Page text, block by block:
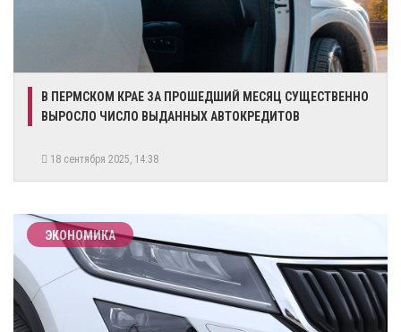
В ПЕРМСКОМ КРАЕ ЗА ПРОШЕДШИЙ МЕСЯЦ СУЩЕСТВЕННО
ВЫРОСЛО ЧИСЛО ВЫДАННЫХ АВТОКРЕДИТОВ
18 сентября 2025, 14:38
ЭКОНОМИКА